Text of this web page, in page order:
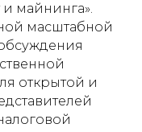
майнинга».
масштабной
открытой и